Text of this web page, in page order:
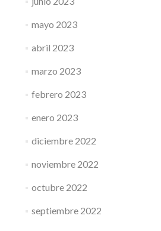
mayo 2023
abril 2023
marzo 2023
febrero 2023
enero 2023
diciembre 2022
noviembre 2022
octubre 2022
septiembre 2022